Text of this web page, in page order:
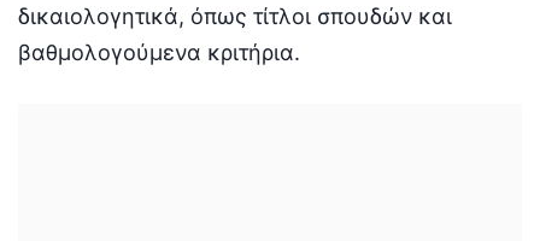
δικαιολογητικά, όπως τίτλοι σπουδών και
βαθμολογούμενα κριτήρια.